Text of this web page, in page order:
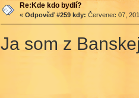
Re:Kde kdo bydlí?
« Odpověď #259 kdy: Červenec 07,
Ja som z